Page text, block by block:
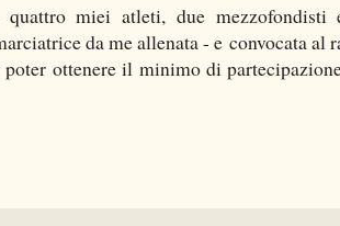
quattro miei atleti, due mezzofondisti
da me allenata - e convocata al
ottenere il minimo di